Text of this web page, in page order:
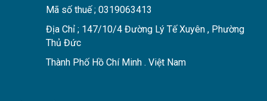
Mã số thuế ; 0319063413
Địa Chỉ ; 147/10/4 Đường Lý Tế Xuyên , Phường
Thủ Đức
Thành Phố Hồ Chí Minh . Việt Nam